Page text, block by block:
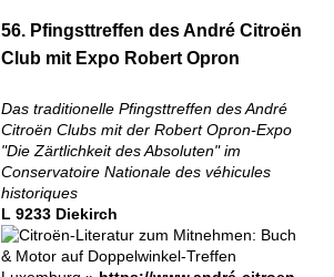
56. Pfingsttreffen des André Citroën
Club mit Expo Robert Opron
Das traditionelle Pfingsttreffen des André
Citroën Clubs mit der Robert Opron-Expo
"Die Zärtlichkeit des Absoluten" im
Conservatoire Nationale des véhicules
historiques
L 9233 Diekirch